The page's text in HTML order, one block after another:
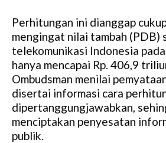
Perhitungan ini dianggap
mengingat nilai tambah (PDB)
telekomunikasi Indonesia
hanya mencapai Rp. 406,9
Ombudsman menilai
disertai informasi cara
dipertanggungjawabkan,
menciptakan penyesatan
publik.